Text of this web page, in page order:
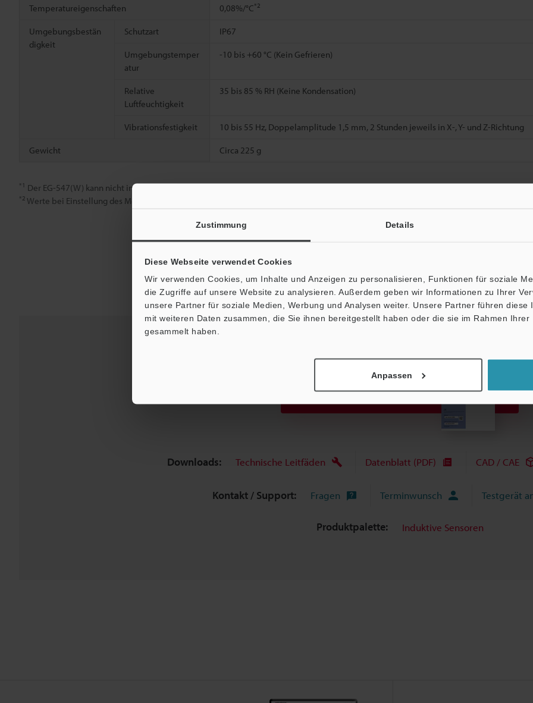
Zustimmung Details
Diese Webseite verwendet Cookies
Wir verwenden Cookies, um Inhalte und Anzeigen zu personalisieren, Funktionen für soziale
die Zugriffe auf unsere Website zu analysieren. Außerdem geben wir Informationen zu Ihrer
unsere Partner für soziale Medien, Werbung und Analysen weiter. Unsere Partner führen diese
mit weiteren Daten zusammen, die Sie ihnen bereitgestellt haben oder die sie im Rahmen Ihrer
gesammelt haben.
Anpassen
Temperatureigenschaften 0,08%/°C*2
Umgebungsbestän
digkeit
Schutzart IP67
Umgebungstemper
atur
-10 bis +60 °C (Kein Gefrieren)
Relative
Luftfeuchtigkeit
35 bis 85 % RH (Keine Kondensation)
Vibrationsfestigkeit 10 bis 55 Hz, Doppelamplitude 1,5 mm, 2 Stunden jeweils in X-, Y- und Z-Richtung
Gewicht Circa 225 g
*1 Der EG-547(W) kann nicht in Kombination mit den Geräten SH-422, 430, 440, 290, 809, 816 und 822 verwendet werden.
*2 Werte bei Einstellung des Messabstandes auf 50% des maximalen stabilen Messabstandes.
Broschüre herunterladen
Downloads: Technische Leitfäden Datenblatt (PDF) CAD / CAE
Kontakt / Support: Fragen Terminwunsch Testgerät
Produktpalette: Induktive Sensoren